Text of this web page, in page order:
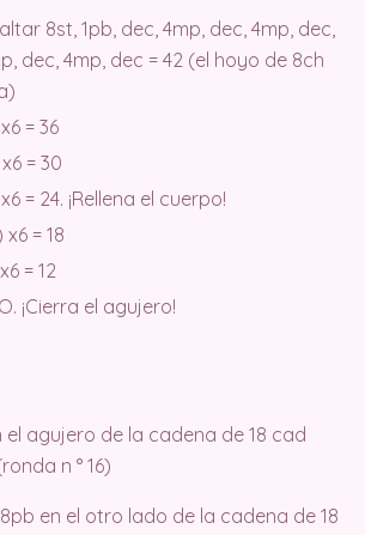
8st, 1pb, dec, 4mp, dec, 4mp, dec,
dec, 4mp, dec = 42 (el hoyo de 8ch
= 36
= 30
= 24. ¡Rellena el cuerpo!
= 18
= 12
¡Cierra el agujero!
el agujero de la cadena de 18 cad
n ° 16)
8pb en el otro lado de la cadena de 18